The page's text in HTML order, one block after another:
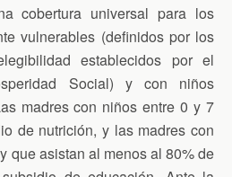
cobertura universal para los
vulnerables (definidos por los
establecidos por el
Social) y con niños
madres con niños entre 0 y 7
de nutrición, y las madres con
que asistan al menos al 80% de